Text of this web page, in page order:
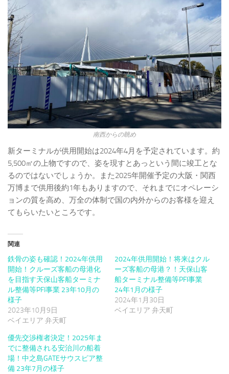
南西からの眺め
新ターミナルが供用開始は2024年4月を予定されています。約
5,500㎡の上物ですので、姿を現すとあっという間に竣工とな
るのではないでしょうか。また2025年開催予定の大阪・関西
万博まで供用後約1年もありますので、それまでにオペレーシ
ョンの質を高め、万全の体制で国の内外からのお客様を迎え
てもらいたいところです。
関連
鉄骨の姿も確認！2024年供用
開始！クルーズ客船の母港化
を目指す天保山客船ターミナ
ル整備等PFI事業 23年10月の
様子
2023年10月9日
ベイエリア 弁天町
2024年供用開始！将来はクル
ーズ客船の母港？！天保山客
船ターミナル整備等PFI事業
24年1月の様子
2024年1月30日
ベイエリア 弁天町
優先交渉権者決定！2025年ま
でに整備される安治川の船着
場！中之島GATEサウスピア整
備 23年7月の様子